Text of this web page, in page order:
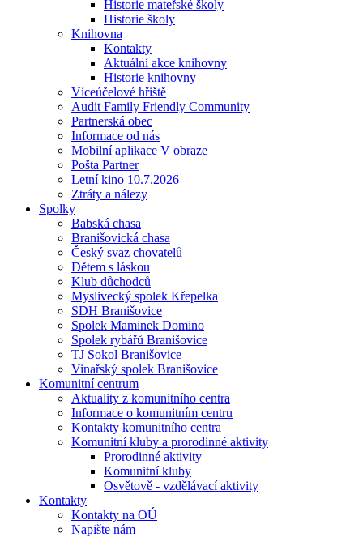
Historie mateřské školy
Historie školy
Knihovna
Kontakty
Aktuální akce knihovny
Historie knihovny
Víceúčelové hřiště
Audit Family Friendly Community
Partnerská obec
Informace od nás
Mobilní aplikace V obraze
Pošta Partner
Letní kino 10.7.2026
Ztráty a nálezy
Spolky
Babská chasa
Branišovická chasa
Český svaz chovatelů
Dětem s láskou
Klub důchodců
Myslivecký spolek Křepelka
SDH Branišovice
Spolek Maminek Domino
Spolek rybářů Branišovice
TJ Sokol Branišovice
Vinařský spolek Branišovice
Komunitní centrum
Aktuality z komunitního centra
Informace o komunitním centru
Kontakty komunitního centra
Komunitní kluby a prorodinné aktivity
Prorodinné aktivity
Komunitní kluby
Osvětově - vzdělávací aktivity
Kontakty
Kontakty na OÚ
Napište nám